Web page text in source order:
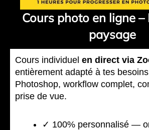
Cours photo en ligne –
paysage
Cours individuel en direct via
entièrement adapté à tes
Photoshop, workflow complet,
prise de vue.
✓ 100% personnalisé —